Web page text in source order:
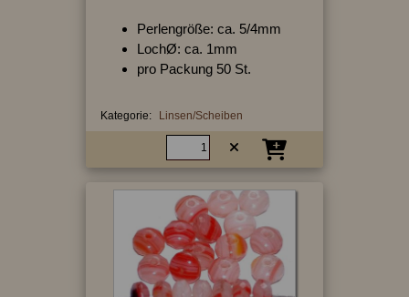
Perlengröße: ca. 5/4mm
LochØ: ca. 1mm
pro Packung 50 St.
Kategorie: Linsen/Scheiben